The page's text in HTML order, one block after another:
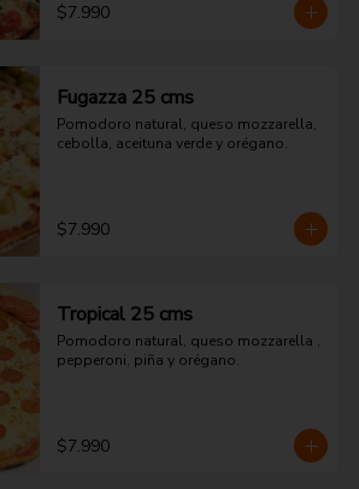
$7.990
Fugazza 25 cms
Pomodoro natural, queso mozzarella,
cebolla, aceituna verde y orégano.
$7.990
Tropical 25 cms
Pomodoro natural, queso mozzarella ,
pepperoni, piña y orégano.
$7.990